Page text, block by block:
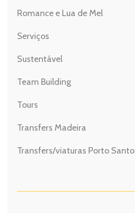
Romance e Lua de Mel
Serviços
Sustentável
Team Building
Tours
Transfers Madeira
Transfers/viaturas Porto Santo